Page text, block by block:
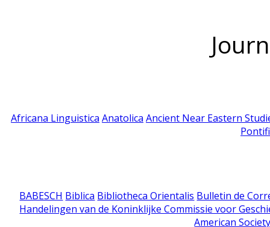
Africana Linguistica Anatolica Ancient Near Eastern
BABESCH Biblica Bibliotheca Orientalis Bulletin de
Handelingen van de Koninklijke Commissie voor
American